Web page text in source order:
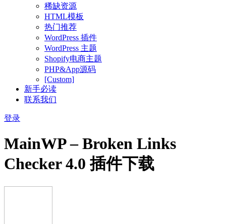
稀缺资源
HTML模板
热门推荐
WordPress 插件
WordPress 主题
Shopify电商主题
PHP&App源码
[Custom]
新手必读
联系我们
登录
MainWP – Broken Links
Checker 4.0 插件下载